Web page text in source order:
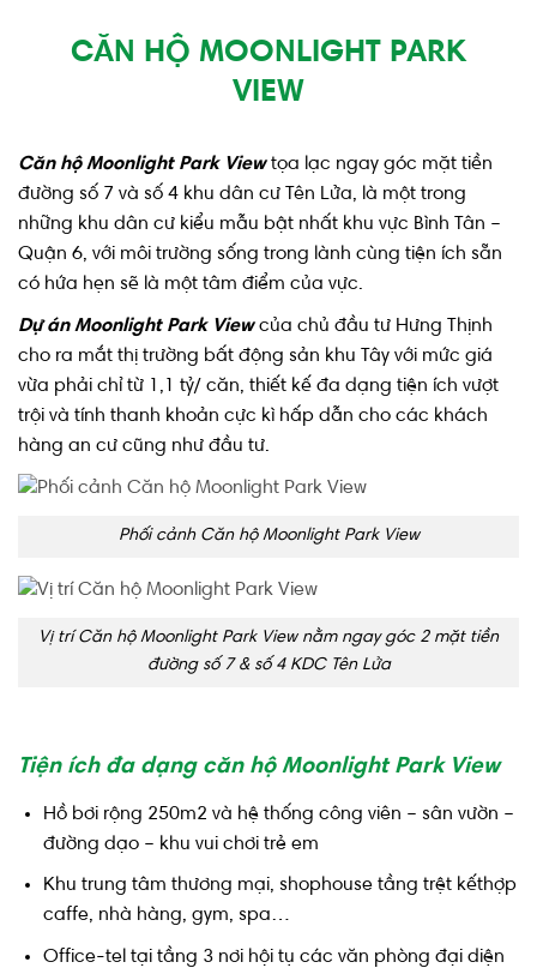
CĂN HỘ MOONLIGHT PARK
VIEW
Căn hộ Moonlight Park Viewtọa lạc ngay góc mặt tiền
đường số 7 và số 4 khu dân cư Tên Lửa, là một trong
những khu dân cư kiểu mẫu bật nhất khu vực Bình Tân –
Quận 6, với môi trường sống trong lành cùng tiện ích sẵn
có hứa hẹn sẽ là một tâm điểm của vực.
Dự án Moonlight Park Viewcủa chủ đầu tư Hưng Thịnh
cho ra mắt thị trường bất động sản khu Tây với mức giá
vừa phải chỉ từ 1,1 tỷ/ căn, thiết kế đa dạng tiện ích vượt
trội và tính thanh khoản cực kì hấp dẫn cho các khách
hàng an cư cũng như đầu tư.
Phối cảnh Căn hộ Moonlight Park View
Vị trí Căn hộ Moonlight Park View nằm ngay góc 2 mặt tiền
đường số 7 & số 4 KDC Tên Lửa
Tiện ích đa dạng căn hộ Moonlight Park View
Hồ bơi rộng 250m2 và hệ thống công viên – sân vườn –
đường dạo – khu vui chơi trẻ em
Khu trung tâm thương mại, shophouse tầng trệt kếthợp
caffe, nhà hàng, gym, spa…
Office-tel tại tầng 3 nơi hội tụ các văn phòng đại diện